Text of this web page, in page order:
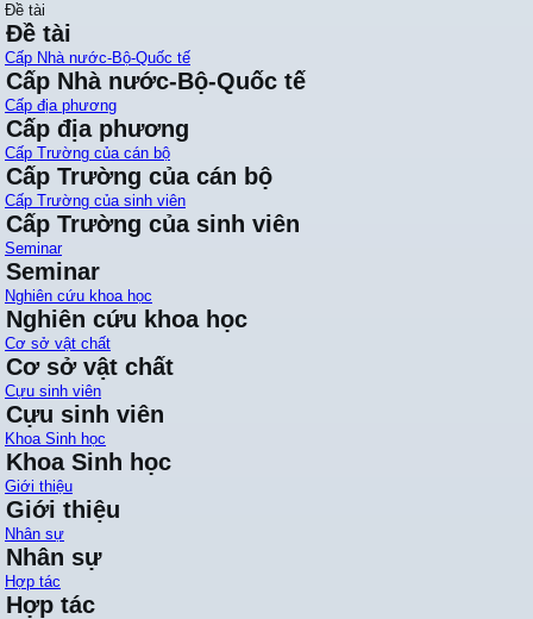
Đề tài
Đề tài
Cấp Nhà nước-Bộ-Quốc tế
Cấp Nhà nước-Bộ-Quốc tế
Cấp địa phương
Cấp địa phương
Cấp Trường của cán bộ
Cấp Trường của cán bộ
Cấp Trường của sinh viên
Cấp Trường của sinh viên
Seminar
Seminar
Nghiên cứu khoa học
Nghiên cứu khoa học
Cơ sở vật chất
Cơ sở vật chất
Cựu sinh viên
Cựu sinh viên
Khoa Sinh học
Khoa Sinh học
Giới thiệu
Giới thiệu
Nhân sự
Nhân sự
Hợp tác
Hợp tác